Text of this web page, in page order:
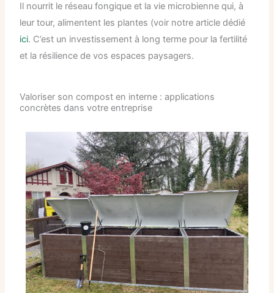
Il nourrit le réseau fongique et la vie microbienne qui, à
leur tour, alimentent les plantes (voir notre article dédié
ici. C’est un investissement à long terme pour la fertilité
et la résilience de vos espaces paysagers.
Valoriser son compost en interne : applications
concrètes dans votre entreprise